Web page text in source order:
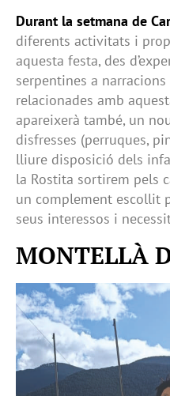
Durant la setmana de
diferents activitats i
aquesta festa, des
serpentines a
relacionades amb
apareixerà també, un
disfresses (perruques,
lliure disposició dels
la Rostita sortirem pels
un complement escollit
seus interessos i
MONTELLÀ